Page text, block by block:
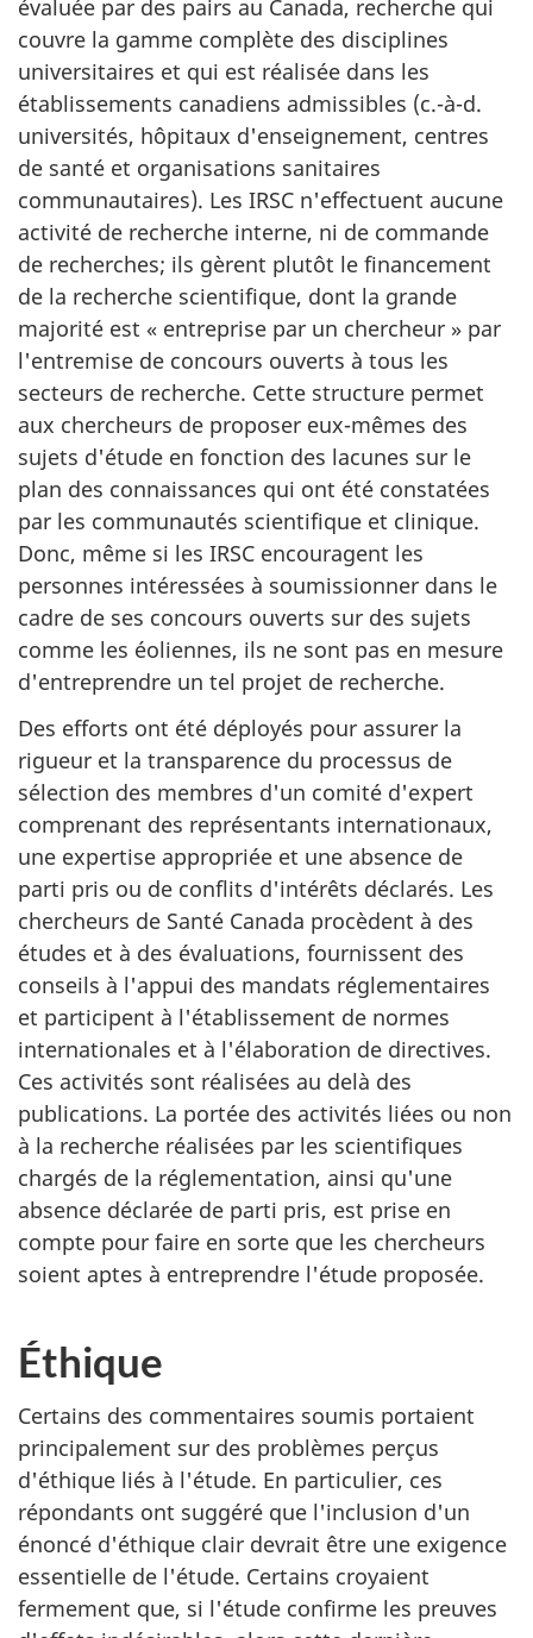
évaluée par des pairs au Canada, recherche qui
couvre la gamme complète des disciplines
universitaires et qui est réalisée dans les
établissements canadiens admissibles (c.-à-d.
universités, hôpitaux d'enseignement, centres
de santé et organisations sanitaires
communautaires). Les IRSC n'effectuent aucune
activité de recherche interne, ni de commande
de recherches; ils gèrent plutôt le financement
de la recherche scientifique, dont la grande
majorité est « entreprise par un chercheur » par
l'entremise de concours ouverts à tous les
secteurs de recherche. Cette structure permet
aux chercheurs de proposer eux-mêmes des
sujets d'étude en fonction des lacunes sur le
plan des connaissances qui ont été constatées
par les communautés scientifique et clinique.
Donc, même si les IRSC encouragent les
personnes intéressées à soumissionner dans le
cadre de ses concours ouverts sur des sujets
comme les éoliennes, ils ne sont pas en mesure
d'entreprendre un tel projet de recherche.
Des efforts ont été déployés pour assurer la
rigueur et la transparence du processus de
sélection des membres d'un comité d'expert
comprenant des représentants internationaux,
une expertise appropriée et une absence de
parti pris ou de conflits d'intérêts déclarés. Les
chercheurs de Santé Canada procèdent à des
études et à des évaluations, fournissent des
conseils à l'appui des mandats réglementaires
et participent à l'établissement de normes
internationales et à l'élaboration de directives.
Ces activités sont réalisées au delà des
publications. La portée des activités liées ou non
à la recherche réalisées par les scientifiques
chargés de la réglementation, ainsi qu'une
absence déclarée de parti pris, est prise en
compte pour faire en sorte que les chercheurs
soient aptes à entreprendre l'étude proposée.
Éthique
Certains des commentaires soumis portaient
principalement sur des problèmes perçus
d'éthique liés à l'étude. En particulier, ces
répondants ont suggéré que l'inclusion d'un
énoncé d'éthique clair devrait être une exigence
essentielle de l'étude. Certains croyaient
fermement que, si l'étude confirme les preuves